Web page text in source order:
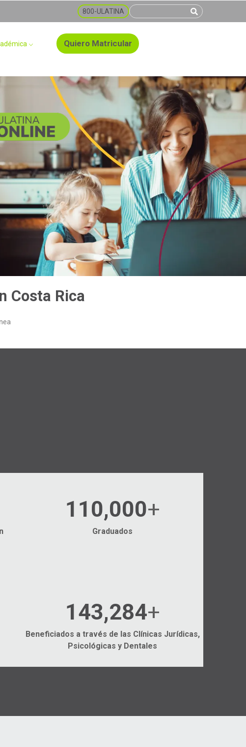
800-ULATINA
Quiero Matricular
Costa Rica
110,000+
Graduados
194,030+
Beneficiados a través de las Clínicas Jurídicas,
Psicológicas y Dentales